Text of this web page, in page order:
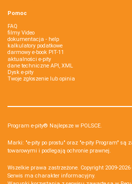
Pomoc
FAQ
filmy Video
dokumentacja - help
kalkulatory podatkowe
darmowy e-book PIT-11
aktualności e-pity
dane techniczne API, XML
Dysk e-pity
Twoje zgłoszenie lub opinia
Program e-pity® Najlepsze w POLSCE.
Marki: "e-pity po prostu" oraz "e-pity Program" są
towarowymi i podlegają ochronie prawnej.
Wszelkie prawa zastrzeżone. Copyright 2009-2026
Serwis ma charakter informacyjny.